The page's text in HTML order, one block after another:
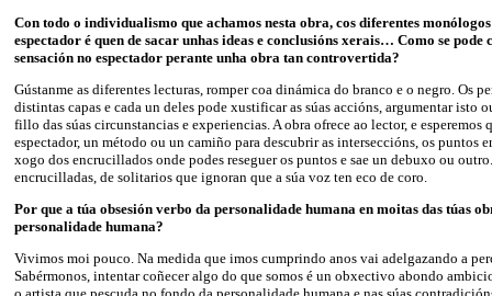
Con todo o individualismo que achamos nesta obra, cos diferentes
espectador é quen de sacar unhas ideas e conclusións xerais… Como se pode
sensación no espectador perante unha obra tan controvertida?
Gústanme as diferentes lecturas, romper coa dinámica do branco e o negro. Os
distintas capas e cada un deles pode xustificar as súas accións, argumentar isto
fillo das súas circunstancias e experiencias. A obra ofrece ao lector, e esperemos
espectador, un método ou un camiño para descubrir as interseccións, os puntos
xogo dos encrucillados onde podes reseguer os puntos e sae un debuxo ou
encrucilladas, de solitarios que ignoran que a súa voz ten eco de coro.
Por que a túa obsesión verbo da personalidade humana en moitas das túas
personalidade humana?
Vivimos moi pouco. Na medida que imos cumprindo anos vai adelgazando a
Sabérmonos, intentar coñecer algo do que somos é un obxectivo abondo